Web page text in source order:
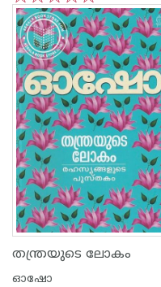
5
4
3
2
1
തന്ത്രയുടെ ലോകം
ഓഷോ